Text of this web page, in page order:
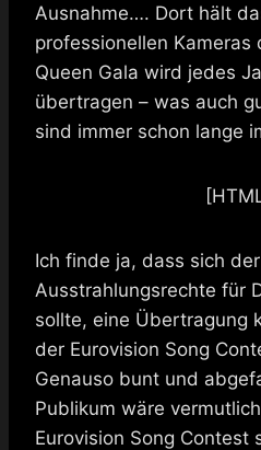
Ausnahme…. Dort hält
professionellen Kameras
Queen Gala wird jedes
übertragen – was auch
sind immer schon lange
Ich finde ja, dass sich
Ausstrahlungsrechte für
sollte, eine Übertragung
der Eurovision Song
Genauso bunt und
Publikum wäre
Eurovision Song Contest